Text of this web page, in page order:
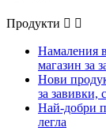
Продукти  
Намаления
магазин за
Нови
за завивки,
Най-добри
легла